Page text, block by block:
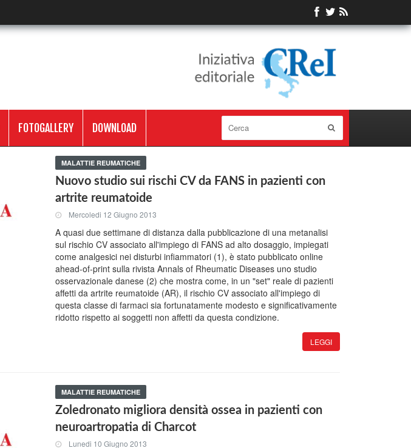
FOTOGALLERY DOWNLOAD
MALATTIE REUMATICHE
Nuovo studio sui rischi CV da FANS in pazienti con
artrite reumatoide
Mercoledi 12 Giugno 2013
A quasi due settimane di distanza dalla pubblicazione di una metanalisi
sul rischio CV associato all'impiego di FANS ad alto dosaggio, impiegati
come analgesici nei disturbi infiammatori (1), è stato pubblicato online
ahead-of-print sulla rivista Annals of Rheumatic Diseases uno studio
osservazionale danese (2) che mostra come, in un "set" reale di pazienti
affetti da artrite reumatoide (AR), il rischio CV associato all'impiego di
questa classe di farmaci sia fortunatamente modesto e significativamente
ridotto rispetto ai soggetti non affetti da questa condizione.
LEGGI
MALATTIE REUMATICHE
Zoledronato migliora densità ossea in pazienti con
neuroartropatia di Charcot
Lunedi 10 Giugno 2013